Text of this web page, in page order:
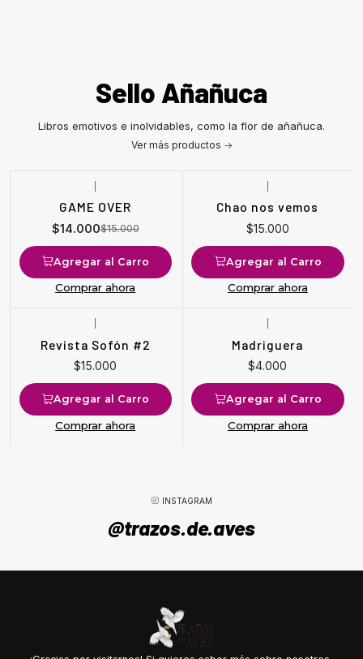
Sello Añañuca
Libros emotivos e inolvidables, como la flor de añañuca.
Ver más productos
GAME OVER
$14.000$15.000
Agregar al Carro
Comprar ahora
Chao nos vemos
$15.000
Agregar al Carro
Comprar ahora
Revista Sofón #2
$15.000
Agregar al Carro
Comprar ahora
Madriguera
$4.000
Agregar al Carro
Comprar ahora
INSTAGRAM
@trazos.de.aves